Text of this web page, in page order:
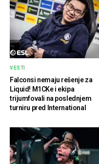
VESTI
Falconsi nemaju rešenje za
Liquid! M1CKe i ekipa
trijumfovali na poslednjem
turniru pred International